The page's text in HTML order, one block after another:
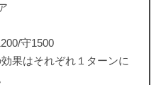
守1500
果はそれぞれ１ターンに